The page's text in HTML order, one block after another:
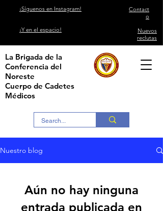
¡Síguenos en Instagram!
Contact
o
¡Y en el espacio!
Nuevos
reclutas
La Brigada de la
Conferencia del
Noreste
Cuerpo de Cadetes
Médicos
Nuestro blog
Aún no hay ninguna
entrada publicada en